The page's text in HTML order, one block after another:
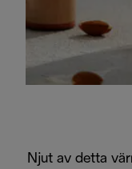
Njut av detta